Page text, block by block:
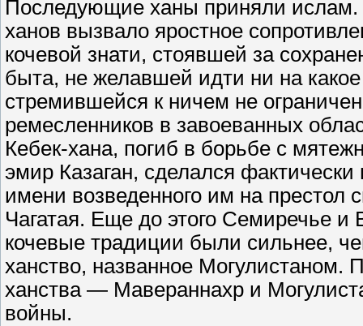
Последующие ханы приняли ислам.
ханов вызвало яростное
кочевой знати, стоявшей за
быта, не желавшей идти ни на
стремившейся к ничем не
ремесленников в завоеванных
Кебек-хана, погиб в борьбе с
эмир Казаган, сделался
имени возведенного им на престол
Чагатая. Еще до этого Семиречье и
кочевые традиции были сильнее,
ханство, названное Могулистаном.
ханства — Мавераннахр и
войны.